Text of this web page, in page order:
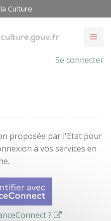
Culture
Se connecter
proposée par l'Etat pour
à vos services en
?